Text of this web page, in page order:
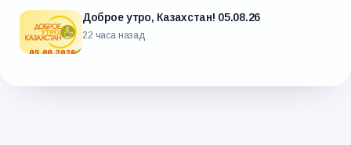
Доброе утро, Казахстан! 05.08.26
22 часа назад